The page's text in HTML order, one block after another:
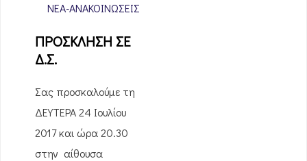
ΝΈΑ-ΑΝΑΚΟΙΝΏΣΕΙΣ
ΠΡΟΣΚΛΗΣΗ ΣΕ
Δ.Σ.
Σας προσκαλούμε τη
ΔΕΥΤΕΡΑ 24 Ιουλίου
2017 και ώρα 20.30
στην αίθουσα